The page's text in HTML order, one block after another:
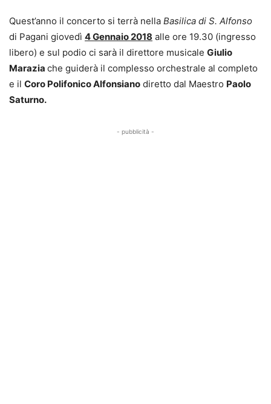
Quest’anno il concerto si terrà nella Basilica di S. Alfonso
di Pagani giovedì 4 Gennaio 2018 alle ore 19.30 (ingresso
libero) e sul podio ci sarà il direttore musicale Giulio
Marazia che guiderà il complesso orchestrale al completo
e il Coro Polifonico Alfonsiano diretto dal Maestro Paolo
Saturno.
- pubblicità -